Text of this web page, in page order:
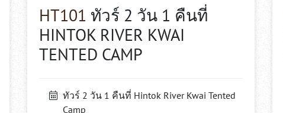
HT101 ทัวร์ 2 วัน 1 คืนที่
HINTOK RIVER KWAI
TENTED CAMP
ทัวร์ 2 วัน 1 คืนที่ Hintok River Kwai Tented
Camp